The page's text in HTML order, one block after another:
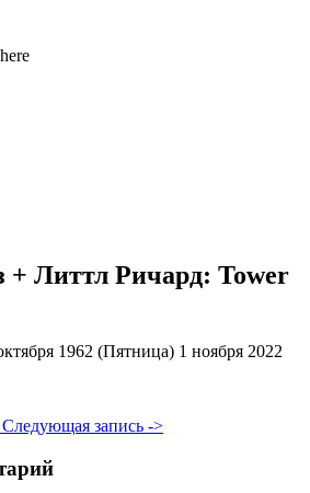
+ Литтл Ричард: Tower
1962 (Пятница) 1 ноября 2022
Следующая запись ->